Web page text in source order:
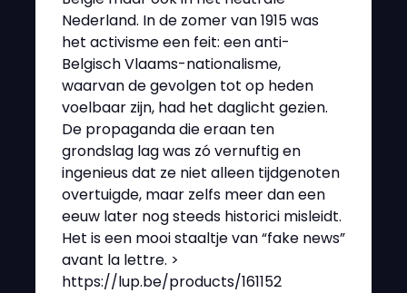
Nederland. In de zomer van 1915 was
het activisme een feit: een anti-
Belgisch Vlaams-nationalisme,
waarvan de gevolgen tot op heden
voelbaar zijn, had het daglicht gezien.
De propaganda die eraan ten
grondslag lag was zó vernuftig en
ingenieus dat ze niet alleen tijdgenoten
overtuigde, maar zelfs meer dan een
eeuw later nog steeds historici misleidt.
Het is een mooi staaltje van “fake news”
avant la lettre. >
https://lup.be/products/161152